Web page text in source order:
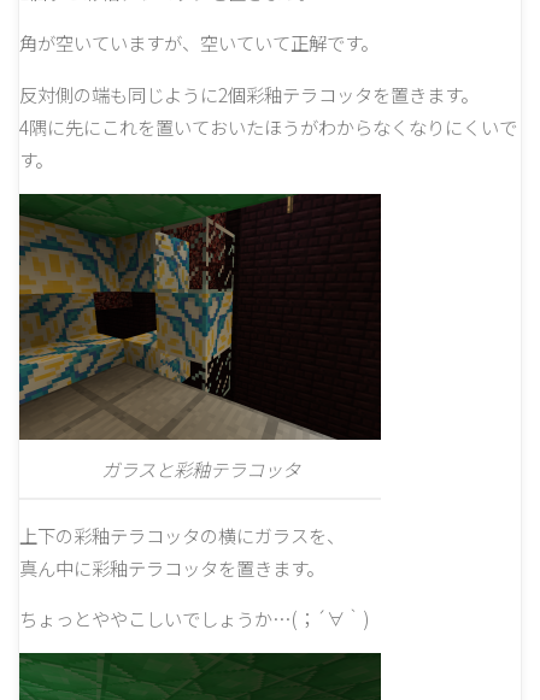
角が空いていますが、空いていて正解です。
反対側の端も同じように2個彩釉テラコッタを置きます。
4隅に先にこれを置いておいたほうがわからなくなりにくいで
す。
ガラスと彩釉テラコッタ
上下の彩釉テラコッタの横にガラスを、
真ん中に彩釉テラコッタを置きます。
ちょっとややこしいでしょうか…(；´∀｀)